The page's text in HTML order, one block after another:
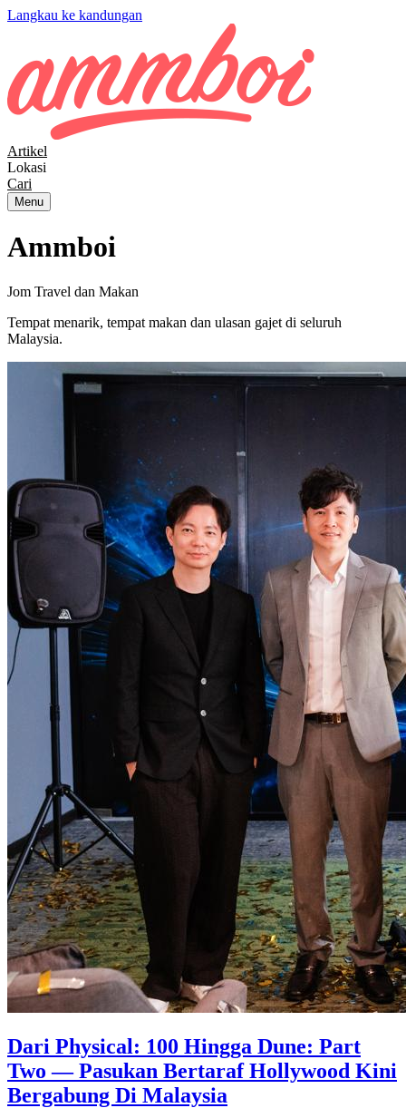
Langkau ke kandungan
Artikel
Lokasi
Cari
Menu
Ammboi
Jom Travel dan Makan
Tempat menarik, tempat makan dan ulasan gajet di seluruh
Malaysia.
Dari Physical: 100 Hingga Dune: Part
Two — Pasukan Bertaraf Hollywood Kini
Bergabung Di Malaysia